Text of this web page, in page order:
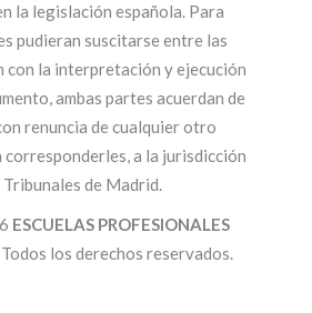
la legislación española. Para
pudieran suscitarse entre las
con la interpretación y ejecución
ambas partes acuerdan de
renuncia de cualquier otro
a la jurisdicción
Tribunales de Madrid.
ESCUELAS PROFESIONALES
Todos los derechos reservados.